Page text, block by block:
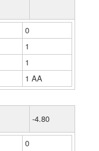
0
1
1
1 ΑΑ
-4.80
0